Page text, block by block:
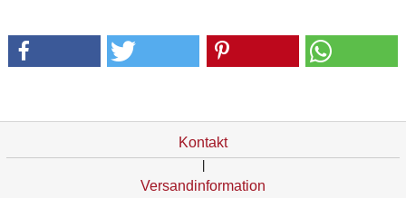
Kontakt
Versandinformation